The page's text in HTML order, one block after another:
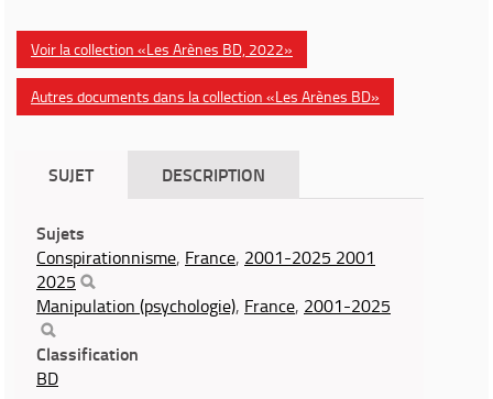
Voir la collection «Les Arènes BD, 2022»
Autres documents dans la collection «Les Arènes BD»
SUJET DESCRIPTION
Sujets
Conspirationnisme, France, 2001-2025 2001
2025
Manipulation (psychologie), France, 2001-2025
Classification
BD